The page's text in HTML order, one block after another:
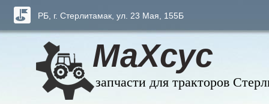
МаХсус
запчасти для тракторов
РБ, г. Стерлитамак, ул. 23 Мая, 155Б